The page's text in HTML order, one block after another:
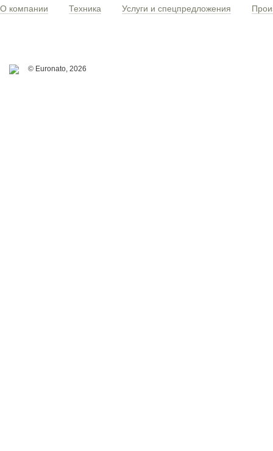
О компании Техника Услуги и спецпредложения
© Euronato, 2026